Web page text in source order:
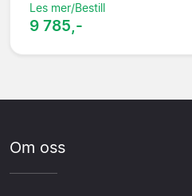
Les mer/Bestill
9 785,-
Om oss